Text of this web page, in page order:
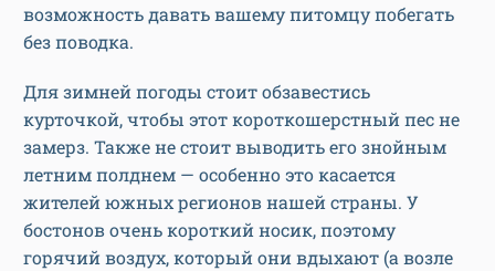
возможность давать вашему питомцу побегать
без поводка.
Для зимней погоды стоит обзавестись
курточкой, чтобы этот короткошерстный пес не
замерз. Также не стоит выводить его знойным
летним полднем — особенно это касается
жителей южных регионов нашей страны. У
бостонов очень короткий носик, поэтому
горячий воздух, который они вдыхают (а возле